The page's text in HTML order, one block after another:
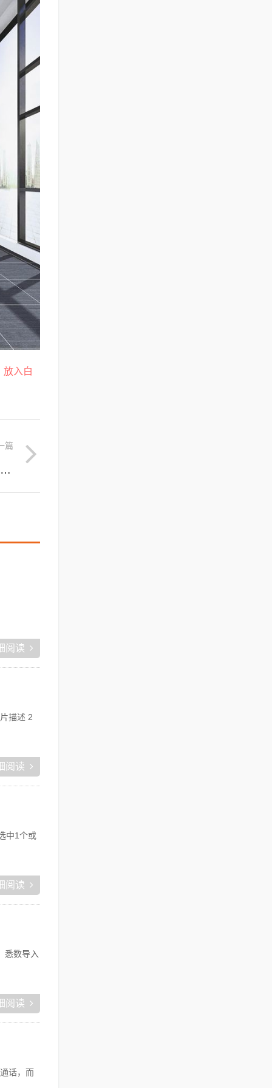
放入白
篇
短视频热门视频分析(短视频发展趋势数据分析)
阅读
描述 2
阅读
中1个或
阅读
悉数导入
阅读
话，而